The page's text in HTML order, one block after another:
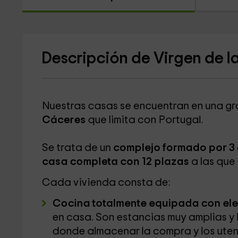
Descripción de Virgen de
Nuestras casas se encuentran en una
Cáceres que limita con Portugal.
Se trata de un complejo formado por
casa completa con 12 plazas a las
Cada vivienda consta de:
Cocina totalmente equipada con
en casa. Son estancias muy amplias
donde almacenar la compra y los